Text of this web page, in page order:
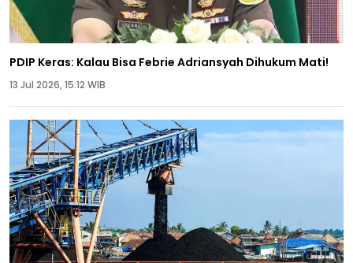
PDIP Keras: Kalau Bisa Febrie Adriansyah Dihukum Mati!
13 Jul 2026, 15:12 WIB